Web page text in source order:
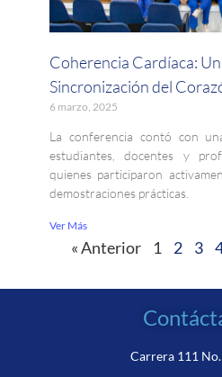
Coherencia Cardíaca:
Sincronización del
6 marzo, 2025
La conferencia contó con
estudiantes, docentes y
quienes participaron
demostraciones prácticas.
Ver Más
« Anterior 1 2 3
Carrera 111